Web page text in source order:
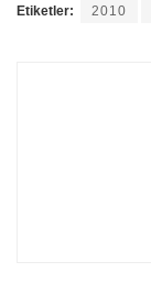
Etiketler: 2010